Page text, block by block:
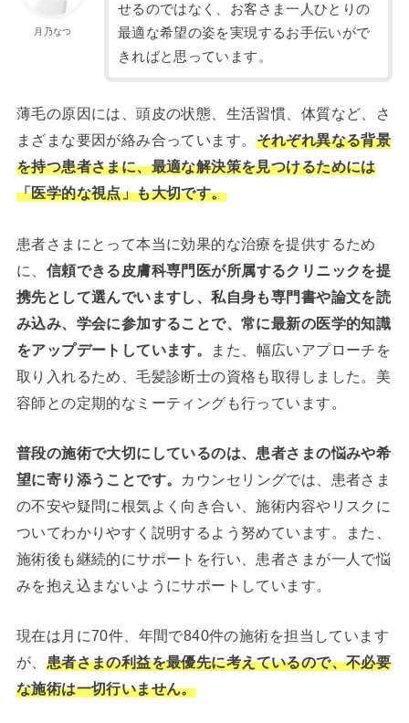
月乃なつ
せるのではなく、お客さま一人ひとりの
最適な希望の姿を実現するお手伝いがで
きればと思っています。
薄毛の原因には、頭皮の状態、生活習慣、体質など、さ
まざまな要因が絡み合っています。 それぞれ異なる背景
を持つ患者さまに、最適な解決策を見つけるためには
「医学的な視点」も大切です。
患者さまにとって本当に効果的な治療を提供するため
に、 信頼できる皮膚科専門医が所属するクリニックを提
携先として選んでいますし、私自身も専門書や論文を読
み込み、学会に参加することで、常に最新の医学的知識
をアップデートしています。
また、幅広いアプローチを
取り入れるため、毛髪診断士の資格も取得しました。美
容師との定期的なミーティングも行っています。
普段の施術で大切にしているのは、患者さまの悩みや希
望に寄り添うことです。 カウンセリングでは、患者さま
の不安や疑問に根気よく向き合い、施術内容やリスクに
ついてわかりやすく説明するよう努めています。また、
施術後も継続的にサポートを行い、患者さまが一人で悩
みを抱え込まないようにサポートしています。
現在は月に70件、年間で840件の施術を担当しています
が、 患者さまの利益を最優先に考えているので、不必要
な施術は一切行いません。